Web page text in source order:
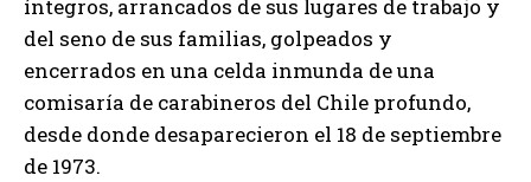
íntegros, arrancados de sus lugares de trabajo y
del seno de sus familias, golpeados y
encerrados en una celda inmunda de una
comisaría de carabineros del Chile profundo,
desde donde desaparecieron el 18 de septiembre
de 1973.